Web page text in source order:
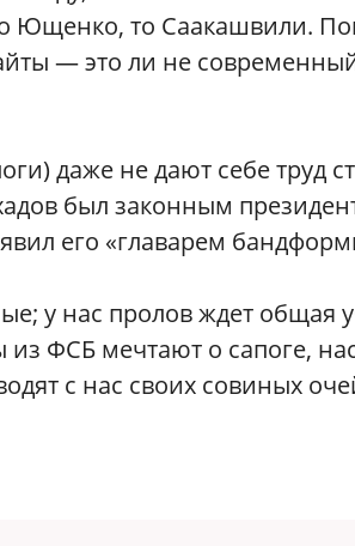
Ющенко, то Саакашвили.
— это ли не
даже не дают себе труд
был законным
его «главарем
у нас пролов ждет общая
ФСБ мечтают о сапоге,
с нас своих совиных